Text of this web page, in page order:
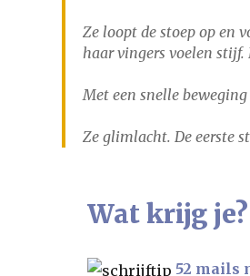
Ze loopt de stoep op en
haar vingers voelen
Met een snelle
Ze glimlacht. De eerste
Wat krijg je?
52 mails